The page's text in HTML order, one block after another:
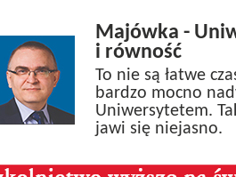
Majówka -
i równość
To nie są łatwe
bardzo mocno
Uniwersytetem.
jawi się niejasno.